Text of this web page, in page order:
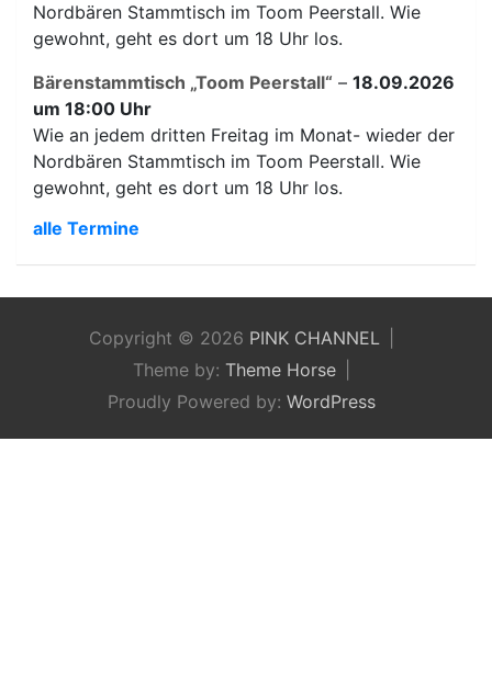
Nordbären Stammtisch im Toom Peerstall. Wie
gewohnt, geht es dort um 18 Uhr los.
Bärenstammtisch „Toom Peerstall“ – 18.09.2026
um 18:00 Uhr
Wie an jedem dritten Freitag im Monat- wieder der
Nordbären Stammtisch im Toom Peerstall. Wie
gewohnt, geht es dort um 18 Uhr los.
alle Termine
Copyright © 2026 PINK CHANNEL
Theme by: Theme Horse
Proudly Powered by: WordPress